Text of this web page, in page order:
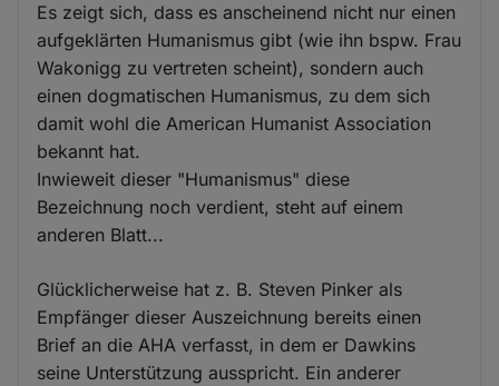
Es zeigt sich, dass es anscheinend nicht nur einen
aufgeklärten Humanismus gibt (wie ihn bspw. Frau
Wakonigg zu vertreten scheint), sondern auch
einen dogmatischen Humanismus, zu dem sich
damit wohl die American Humanist Association
bekannt hat.
Inwieweit dieser "Humanismus" diese
Bezeichnung noch verdient, steht auf einem
anderen Blatt...
Glücklicherweise hat z. B. Steven Pinker als
Empfänger dieser Auszeichnung bereits einen
Brief an die AHA verfasst, in dem er Dawkins
seine Unterstützung ausspricht. Ein anderer